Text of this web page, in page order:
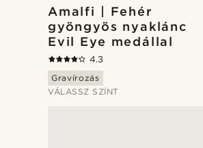
Amalfi | Fehér
gyöngyös nyaklánc
Evil Eye medállal
4.3
Gravírozás
VÁLASSZ SZÍNT